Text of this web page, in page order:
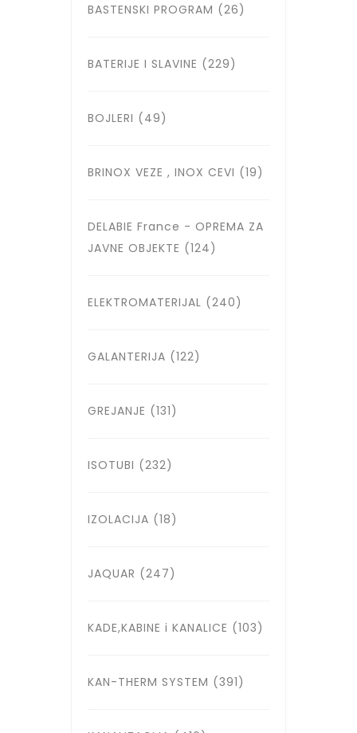
BASTENSKI PROGRAM (26)
BATERIJE I SLAVINE (229)
BOJLERI (49)
BRINOX VEZE , INOX CEVI (19)
DELABIE France - OPREMA ZA
JAVNE OBJEKTE (124)
ELEKTROMATERIJAL (240)
GALANTERIJA (122)
GREJANJE (131)
ISOTUBI (232)
IZOLACIJA (18)
JAQUAR (247)
KADE,KABINE i KANALICE (103)
KAN-THERM SYSTEM (391)